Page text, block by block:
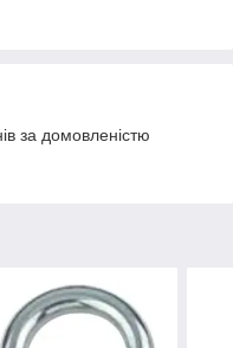
за домовленістю